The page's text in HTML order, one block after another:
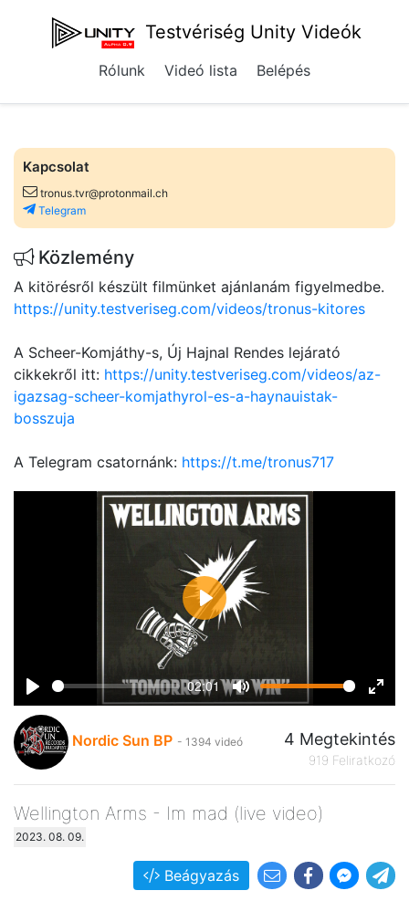
Testvériség Unity Videók
Rólunk Videó lista Belépés
Kapcsolat
tronus.tvr@protonmail.ch
Telegram
Közlemény
A kitörésről készült filmünket ajánlanám figyelmedbe.
https://unity.testveriseg.com/videos/tronus-kitores
A Scheer-Komjáthy-s, Új Hajnal Rendes lejárató
cikkekről itt: https://unity.testveriseg.com/videos/az-
igazsag-scheer-komjathyrol-es-a-haynauistak-
bosszuja
A Telegram csatornánk: https://t.me/tronus717
Play
02:01
Mute
Play
Nordic Sun BP - 1394 videó 4 Megtekintés
919 Feliratkozó
Wellington Arms - Im mad (live video)
2023. 08. 09.
Beágyazás